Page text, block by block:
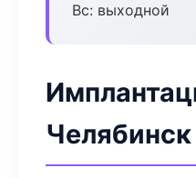
Вс: выходной
Челябинск